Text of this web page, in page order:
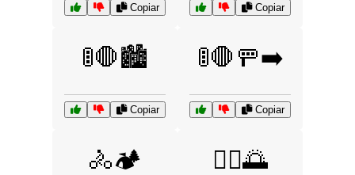
Copiar Copiar
🚦🛑🏙️
Copiar
🚦🛑🚥➡️
Copiar
🚴🏕️ 🚴‍♀️🌅